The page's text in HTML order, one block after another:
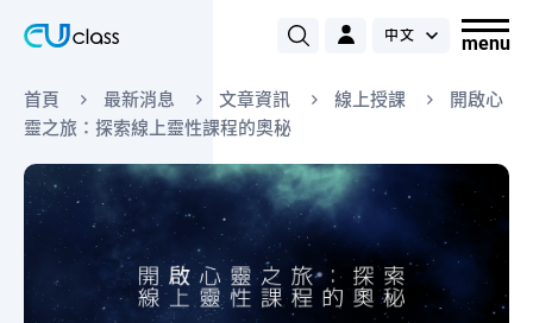
首頁 最新消息 文章資訊 線上授課
開啟心
靈之旅：探索線上靈性課程的奧秘